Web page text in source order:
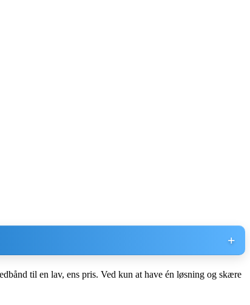
til en lav, ens pris. Ved kun at have én løsning og skære